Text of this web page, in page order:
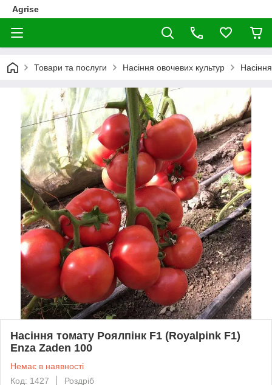
Agrise
Товари та послуги Насіння овочевих культур
Насіння томату Роялпінк F1 (Royalpink F1)
Enza Zaden 100
Немає в наявності
Код: 1427
Роздріб